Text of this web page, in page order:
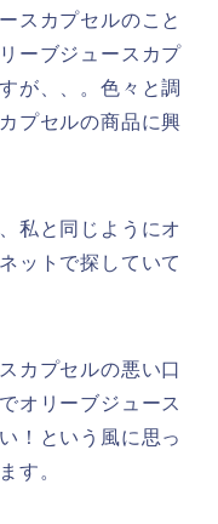
スカプセルのこと
ーブジュースカプ
が、、。色々と調
プセルの商品に興
私と同じようにオ
ットで探していて
カプセルの悪い口
オリーブジュース
！という風に思っ
す。